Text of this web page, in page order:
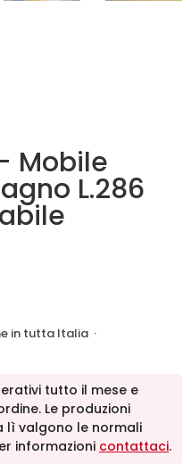
Mobile
L.286
in tutta Italia ·
tutto il mese e
Le produzioni
lì valgono le normali
informazioni contattaci.